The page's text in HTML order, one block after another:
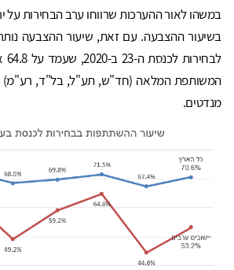
במשהו לאור ההערכות שרווחו ערב הבחירות על
בשיעור ההצבעה. עם זאת, שיעור ההצבעה
מנדטים.